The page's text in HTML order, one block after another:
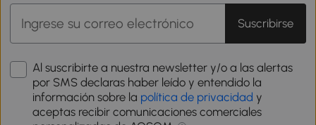
Suscribirse
Al suscribirte a nuestra newsletter y/o a las alertas
por SMS declaras haber leído y entendido la
información sobre la política de privacidad y
aceptas recibir comunicaciones comerciales